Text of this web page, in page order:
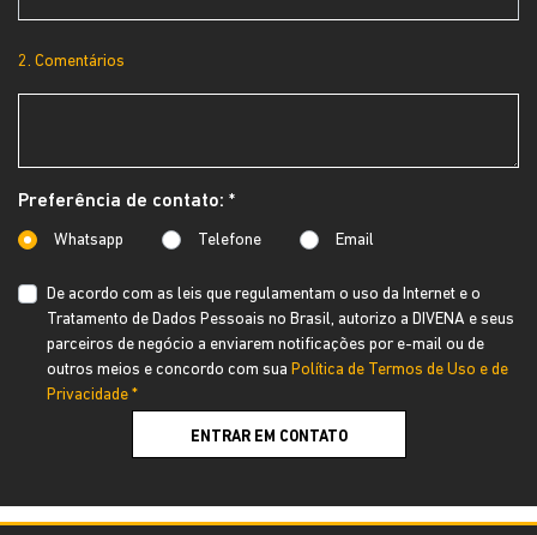
2. Comentários
Preferência de contato: *
Whatsapp Telefone Email
De acordo com as leis que regulamentam o uso da Internet e o
Tratamento de Dados Pessoais no Brasil, autorizo a DIVENA e seus
parceiros de negócio a enviarem notificações por e-mail ou de
outros meios e concordo com sua Política de Termos de Uso e de
Privacidade *
ENTRAR EM CONTATO